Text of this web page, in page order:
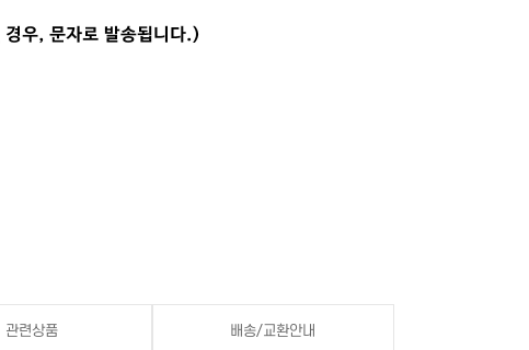
관련상품 배송/교환안내